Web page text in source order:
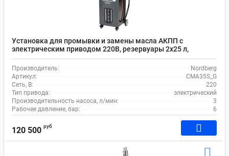
Установка для промывки и замены масла АКПП с
электрическим приводом 220В, резервуары 2х25 л,
Nordberg CMA35S_G
Производитель:
Nordberg
Артикул:
CMA35S_G
Сеть, В:
220
Тип привода:
электрический
Производительность насоса, л/мин:
3
Рабочее давление, бар:
6
120 500 руб